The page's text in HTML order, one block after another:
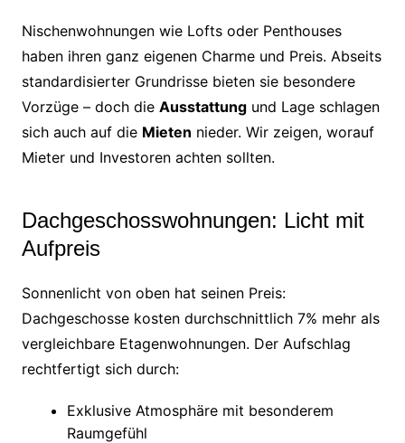
Nischenwohnungen wie Lofts oder Penthouses
haben ihren ganz eigenen Charme und Preis. Abseits
standardisierter Grundrisse bieten sie besondere
Vorzüge – doch die Ausstattungund Lage schlagen
sich auch auf die Mieten nieder. Wir zeigen, worauf
Mieter und Investoren achten sollten.
Dachgeschosswohnungen: Licht mit
Aufpreis
Sonnenlicht von oben hat seinen Preis:
Dachgeschosse kosten durchschnittlich 7% mehr als
vergleichbare Etagenwohnungen. Der Aufschlag
rechtfertigt sich durch:
Exklusive Atmosphäre mit besonderem
Raumgefühl